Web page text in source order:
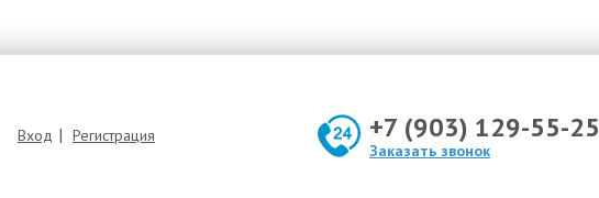
Вход | Регистрация +7 (903) 129-55-25
Заказать звонок